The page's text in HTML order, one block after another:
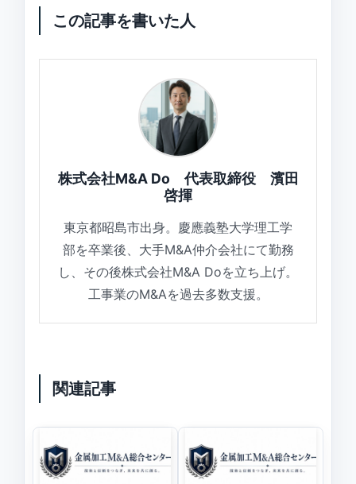
この記事を書いた人
株式会社M&A Do 代表取締役 濱田
啓揮
東京都昭島市出身。慶應義塾大学理工学
部を卒業後、大手M&A仲介会社にて勤務
し、その後株式会社M&A Doを立ち上げ。
工事業のM&Aを過去多数支援。
関連記事